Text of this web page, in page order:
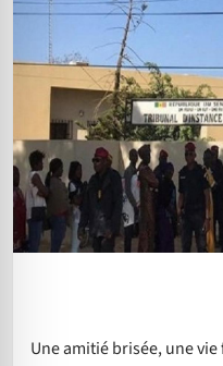
Une amitié brisée, une